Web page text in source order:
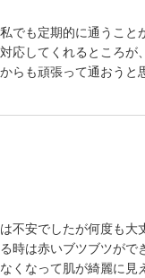
でも定期的に通うこと
応してくれるところ
らも頑張って通おうと
不安でしたが何度も大
時は赤いブツブツが
くなって肌が綺麗に